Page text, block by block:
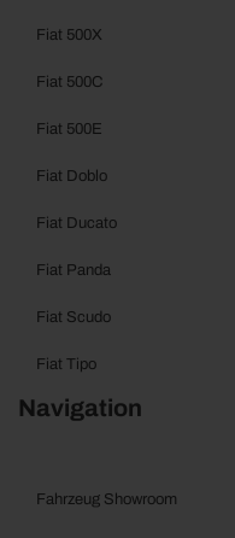
Fiat 500X
Fiat 500C
Fiat 500E
Fiat Doblo
Fiat Ducato
Fiat Panda
Fiat Scudo
Fiat Tipo
Navigation
Fahrzeug Showroom